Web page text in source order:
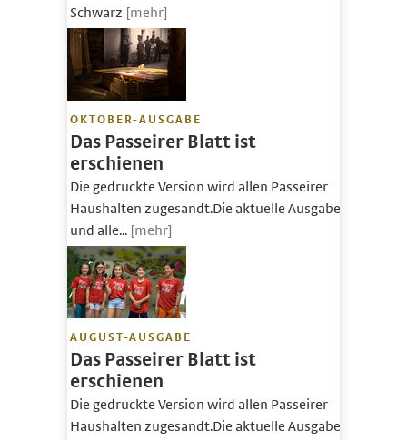
Schwarz [mehr]
OKTOBER-AUSGABE
Das Passeirer Blatt ist
erschienen
Die gedruckte Version wird allen Passeirer
Haushalten zugesandt.Die aktuelle Ausgabe
und alle... [mehr]
AUGUST-AUSGABE
Das Passeirer Blatt ist
erschienen
Die gedruckte Version wird allen Passeirer
Haushalten zugesandt.Die aktuelle Ausgabe